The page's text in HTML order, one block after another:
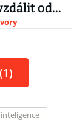
od
aby
přemýšlet